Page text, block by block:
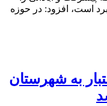
است، افزود: در حوزه
به شهرستان